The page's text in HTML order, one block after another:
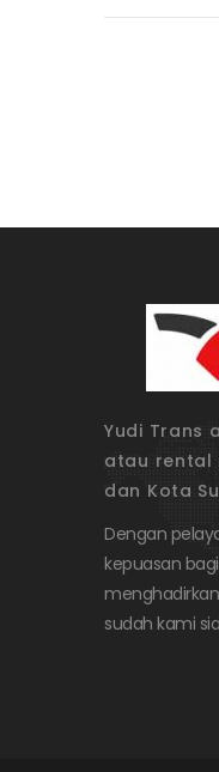
Yudi Trans
atau rental
dan Kota
Dengan
kepuasan
sudah kami